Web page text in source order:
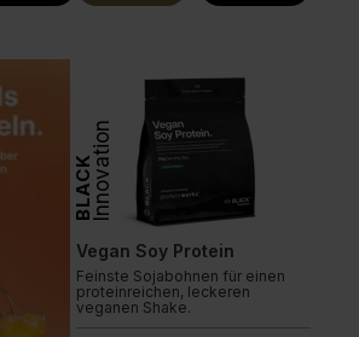
BLACKInnovation
Vegan Soy Protein
Feinste Sojabohnen für einen
proteinreichen, leckeren
veganen Shake.